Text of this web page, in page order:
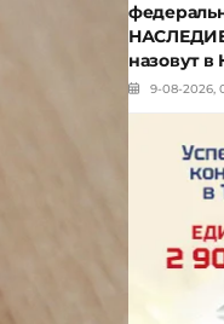
назовут в
9-08-2026,